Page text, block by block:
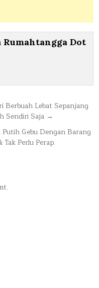
Rumahtangga Dot
Berbuah Lebat Sepanjang
Sendiri Saja →
Gebu Dengan Barang
Perlu Perap.